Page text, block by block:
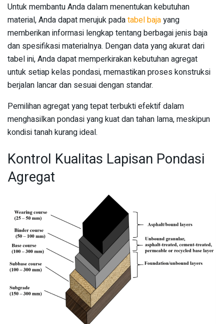
Untuk membantu Anda dalam menentukan kebutuhan
material, Anda dapat merujuk padatabel bajayang
memberikan informasi lengkap tentang berbagai jenis baja
dan spesifikasi materialnya. Dengan data yang akurat dari
tabel ini, Anda dapat memperkirakan kebutuhan agregat
untuk setiap kelas pondasi, memastikan proses konstruksi
berjalan lancar dan sesuai dengan standar.
Pemilihan agregat yang tepat terbukti efektif dalam
menghasilkan pondasi yang kuat dan tahan lama, meskipun
kondisi tanah kurang ideal.
Kontrol Kualitas Lapisan Pondasi
Agregat